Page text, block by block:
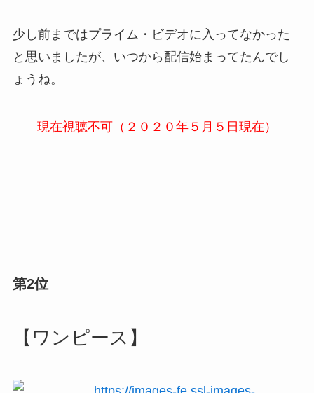
少し前まではプライム・ビデオに入ってなかった
と思いましたが、いつから配信始まってたんでし
ょうね。
現在視聴不可（２０２０年５月５日現在）
第2位
【ワンピース】